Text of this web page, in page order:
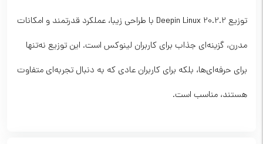
توزیع Deepin Linux 20.2.2 با طراحی زیبا، عملکرد قدرتمند و امکانات
مدرن، گزینه‌ای جذاب برای کاربران لینوکس است. این توزیع نه‌تنها
برای حرفه‌ای‌ها، بلکه برای کاربران عادی که به دنبال تجربه‌ای متفاوت
هستند، مناسب است.